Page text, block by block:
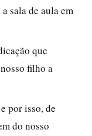
sala de aula em
que
filho a
por isso, de
do nosso